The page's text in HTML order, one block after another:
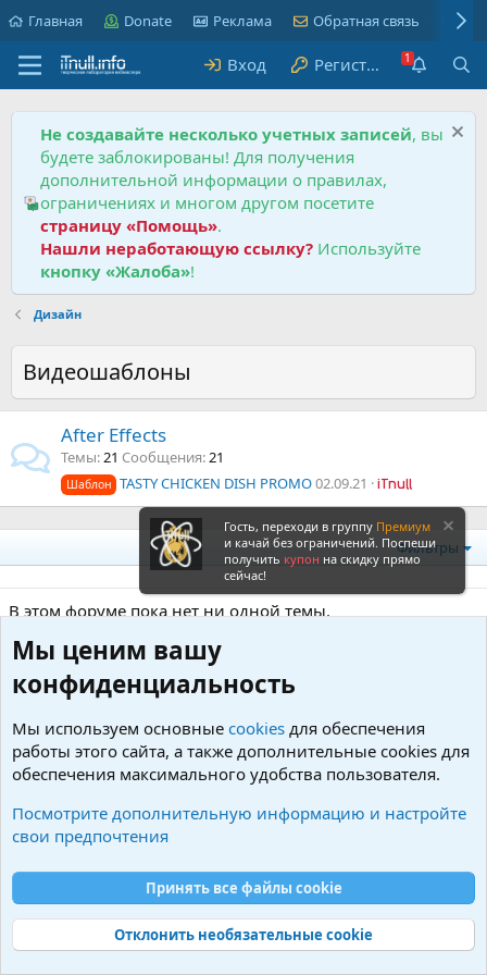
Главная Donate Реклама Обратная связь
Вход Регистрация
Не создавайте несколько учетных записей, вы
будете заблокированы! Для получения
дополнительной информации о правилах,
ограничениях и многом другом посетите
страницу «Помощь».
Нашли неработающую ссылку? Используйте
кнопку «Жалоба»!
Дизайн
Видеошаблоны
After Effects
Темы 21 Сообщения 21
Шаблон TASTY CHICKEN DISH PROMO02.09.21 iTnull
Фильтры
В этом форуме пока нет ни одной темы.
Войдите или зарегистрируйтесь для ответа.
Гость, переходи в группу Премиум
и качай без ограничений. Поспеши
получить купон на скидку прямо
сейчас!
Мы ценим вашу
конфиденциальность
Мы используем основные cookies для обеспечения
работы этого сайта, а также дополнительные cookies для
обеспечения максимального удобства пользователя.
Посмотрите дополнительную информацию и настройте
свои предпочтения
Принять все файлы cookie
Отклонить необязательные cookie